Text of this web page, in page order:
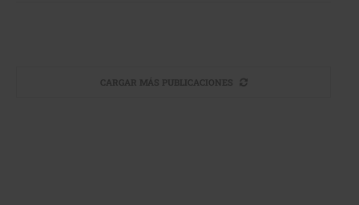
CARGAR MÁS PUBLICACIONES